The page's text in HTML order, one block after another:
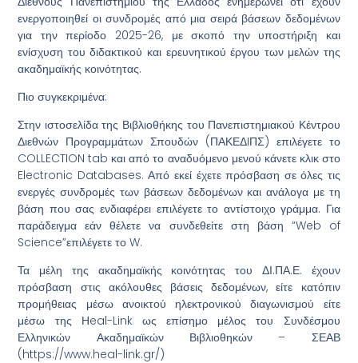
ενεργοποιηθεί οι συνδρομές από μια σειρά βάσεων δεδομένων
για την περίοδο 2025-26, με σκοπό την υποστήριξη και
ενίσχυση του διδακτικού και ερευνητικού έργου των μελών της
ακαδημαϊκής κοινότητας.
Πιο συγκεκριμένα:
Στην ιστοσελίδα της Βιβλιοθήκης του Πανεπιστημιακού Κέντρου
Διεθνών Προγραμμάτων Σπουδών (ΠΑΚΕΔIΠΣ) επιλέγετε το
COLLECTION tab και από το αναδυόμενο μενού κάνετε κλικ στο
Electronic Databases. Από εκεί έχετε πρόσβαση σε όλες τις
ενεργές συνδρομές των βάσεων δεδομένων και ανάλογα με τη
βάση που σας ενδιαφέρει επιλέγετε το αντίστοιχο γράμμα. Για
παράδειγμα εάν θέλετε να συνδεθείτε στη βάση “Web of
Science”επιλέγετε το W.
Τα μέλη της ακαδημαϊκής κοινότητας του ΔΙ.ΠΑ.Ε. έχουν
πρόσβαση στις ακόλουθες βάσεις δεδομένων, είτε κατόπιν
προμήθειας μέσω ανοικτού ηλεκτρονικού διαγωνισμού είτε
μέσω της Ηeal-Link ως επίσημο μέλος του Συνδέσμου
Ελληνικών Ακαδημαϊκών Βιβλιοθηκών – ΣΕΑΒ
(https://www.heal-link.gr/)